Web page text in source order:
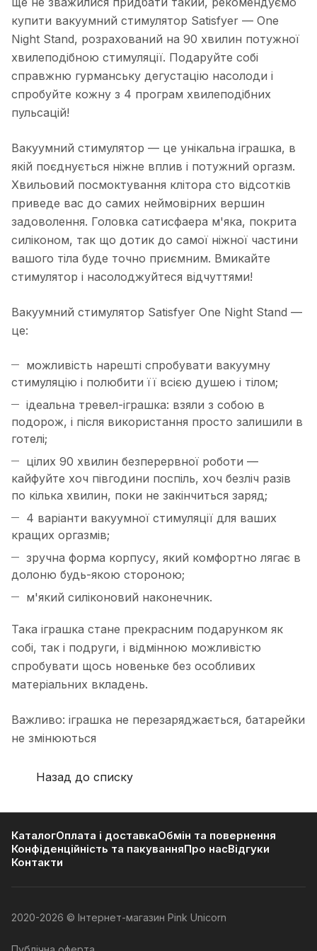
купити вакуумний стимулятор Satisfyer — One
Night Stand, розрахований на 90 хвилин потужної
хвилеподібною стимуляції. Подаруйте собі
справжню гурманську дегустацію насолоди і
спробуйте кожну з 4 програм хвилеподібних
пульсацій!
Вакуумний стимулятор — це унікальна іграшка, в
якій поєднується ніжне вплив і потужний оргазм.
Хвильовий посмоктування клітора сто відсотків
приведе вас до самих неймовірних вершин
задоволення. Головка сатисфаера м'яка, покрита
силіконом, так що дотик до самої ніжної частини
вашого тіла буде точно приємним. Вмикайте
стимулятор і насолоджуйтеся відчуттями!
Вакуумний стимулятор Satisfyer One Night Stand —
це:
можливість нарешті спробувати вакуумну
стимуляцію і полюбити її всією душею і тілом;
ідеальна тревел-іграшка: взяли з собою в
подорож, і після використання просто залишили в
готелі;
цілих 90 хвилин безперервної роботи —
кайфуйте хоч півгодини поспіль, хоч безліч разів
по кілька хвилин, поки не закінчиться заряд;
4 варіанти вакуумної стимуляції для ваших
кращих оргазмів;
зручна форма корпусу, який комфортно лягає в
долоню будь-якою стороною;
м'який силіконовий наконечник.
Така іграшка стане прекрасним подарунком як
собі, так і подруги, і відмінною можливістю
спробувати щось новеньке без особливих
матеріальних вкладень.
Важливо: іграшка не перезаряджається, батарейки
не змінюються
Назад до списку
КаталогОплата і доставкаОбмін та повернення
Конфіденційність та пакуванняПро насВідгуки
Контакти
2020-2026 © Інтернет-магазин Pink Unicorn